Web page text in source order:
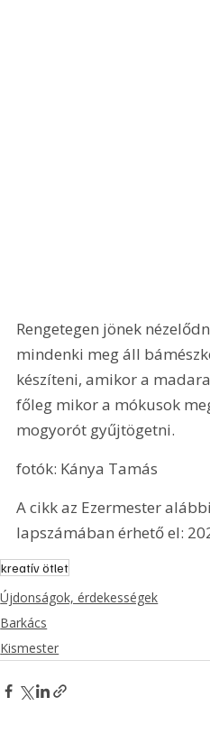
Rengetegen jönek
mindenki meg áll
készíteni, amikor a
főleg mikor a mókusok
mogyorót gyűjtögetni.
fotók: Kánya Tamás
A cikk az Ezermester
lapszámában érhető el:
kreatív ötlet
Újdonságok, érdekességek
Barkács
Kismester